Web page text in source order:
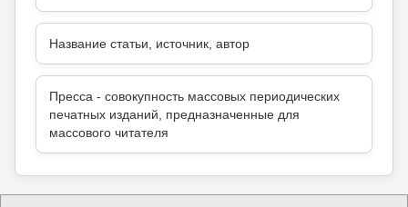
Название статьи, источник, автор
Пресса - совокупность массовых периодических
печатных изданий, предназначенные для
массового читателя